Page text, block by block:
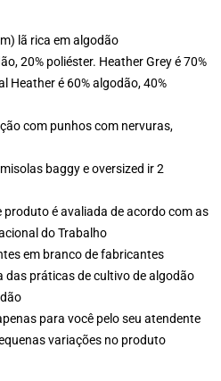
lã rica em algodão
20% poliéster. Heather Grey é 70%
Heather é 60% algodão, 40%
com punhos com nervuras,
baggy e oversized ir 2
é avaliada de acordo com as
do Trabalho
em branco de fabricantes
práticas de cultivo de algodão
para você pelo seu atendente
variações no produto